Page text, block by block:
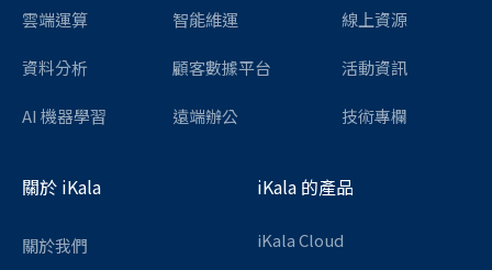
雲端運算
資料分析
AI 機器學習
智能維運
顧客數據平台
遠端辦公
線上資源
活動資訊
技術專欄
關於 iKala
關於我們
iKala 的產品
iKala Cloud